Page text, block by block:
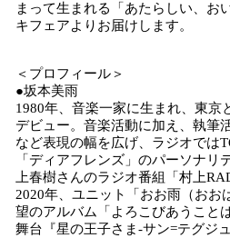
まって生まれる「あたらしい、お
キフェアよりお届けします。
＜プロフィール＞
●坂本美雨
1980年、音楽一家に生まれ、東京
デビュー。音楽活動に加え、執筆
など表現の幅を広げ、ラジオでは
「ディアフレンズ」のパーソナリ
上春樹さんのラジオ番組「村上
2020年、ユニット「おお雨（おお
望のアルバム「よろこびあうこと
舞台『星の王子さま-サン=テグジ